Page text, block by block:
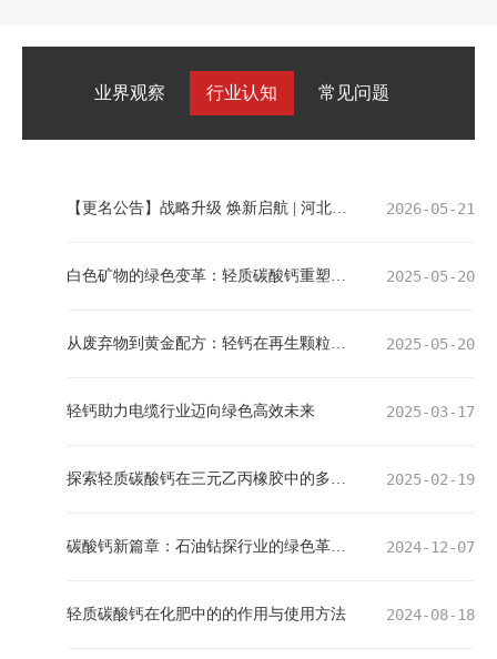
业界观察 行业认知 常见问题
2026-05-21
【更名公告】战略升级 焕新启航 | 河北博华化工正式更名为石家庄朗域科技
2025-05-20
白色矿物的绿色变革：轻质碳酸钙重塑现代农业生态链
2025-05-20
从废弃物到黄金配方：轻钙在再生颗粒中的技术革命与产业突围
2025-03-17
轻钙助力电缆行业迈向绿色高效未来
2025-02-19
探索轻质碳酸钙在三元乙丙橡胶中的多维度应用与发展前景
2024-12-07
碳酸钙新篇章：石油钻探行业的绿色革新先锋
2024-08-18
轻质碳酸钙在化肥中的的作用与使用方法